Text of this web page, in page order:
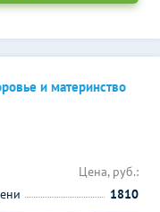
и материнство
Цена, руб.:
1810